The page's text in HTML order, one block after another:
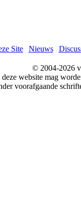
Site| Nieuws|
© 2004-2026
website mag
voorafgaande